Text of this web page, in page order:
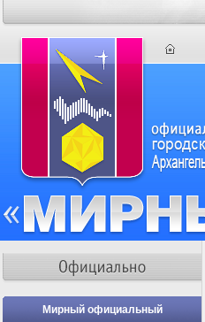
Мирный официальный